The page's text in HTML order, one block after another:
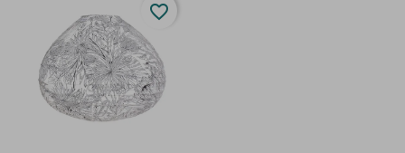
favorite_border